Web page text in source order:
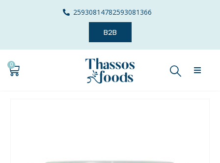
25930814782593081366
B2B
0